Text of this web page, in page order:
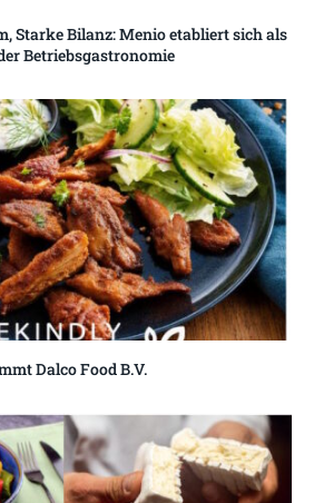
Starke Bilanz: Menio etabliert sich als
Betriebsgastronomie
Dalco Food B.V.